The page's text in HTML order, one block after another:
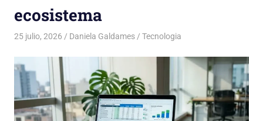
ecosistema
25 julio, 2026 Daniela Galdames Tecnologia